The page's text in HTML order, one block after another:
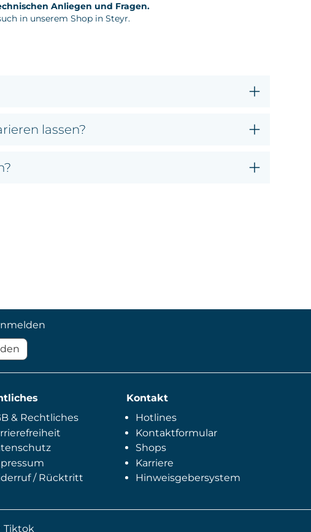
Anliegen und Fragen.
in unserem Shop in Steyr.
lassen?
& Rechtliches
/ Rücktritt
Kontakt
Hotlines
Kontaktformular
Shops
Karriere
Hinweisgebersystem
Tiktok